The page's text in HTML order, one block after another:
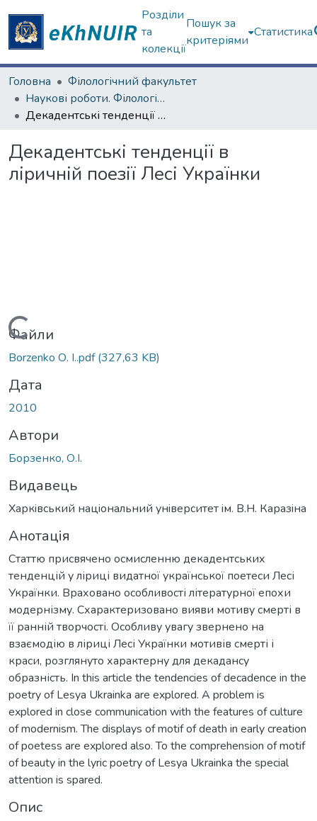
Розділи
та
колекції
Пошук за
критеріями
Статистика
Головна
Філологічний факультет
Наукові роботи. Філологічний факультет
Декадентські тенденції в ліричній поезії Лесі Українки
Декадентські тенденції в
ліричній поезії Лесі Українки
Вантажиться...
Файли
Borzenko О. I..pdf(327,63 KB)
Дата
2010
Автори
Борзенко, О.І.
Видавець
Харкiвський нацiональний унiверситет iм. В.Н. Каразiна
Анотація
Статтю присвячено осмисленню декадентських
тенденцій у ліриці видатної української поетеси Лесі
Українки. Враховано особливості літературної епохи
модернізму. Схарактеризовано вияви мотиву смерті в
її ранній творчості. Особливу увагу звернено на
взаємодію в ліриці Лесі Українки мотивів смерті і
краси, розглянуто характерну для декадансу
образність. In this article the tendencies of decadence in the
poetry of Lesya Ukrainka are explored. A problem is
explored in close communication with the features of culture
of modernism. The displays of motif of death in early creation
of poetess are explored also. To the comprehension of motif
of beauty in the lyric poetry of Lesya Ukrainka the special
attention is spared.
Опис